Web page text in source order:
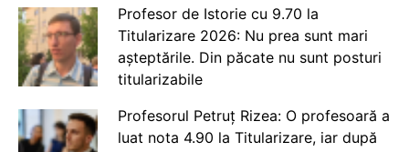
Profesor de Istorie cu 9.70 la
Titularizare 2026: Nu prea sunt mari
așteptările. Din păcate nu sunt posturi
titularizabile
Profesorul Petruț Rizea: O profesoară a
luat nota 4.90 la Titularizare, iar după